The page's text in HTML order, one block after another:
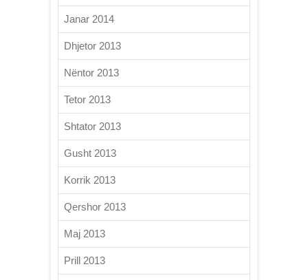
Janar 2014
Dhjetor 2013
Nëntor 2013
Tetor 2013
Shtator 2013
Gusht 2013
Korrik 2013
Qershor 2013
Maj 2013
Prill 2013